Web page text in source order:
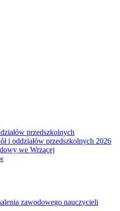
przedszkolnych
i oddziałów przedszkolnych 2026
we Wrzącej
zawodowego nauczycieli